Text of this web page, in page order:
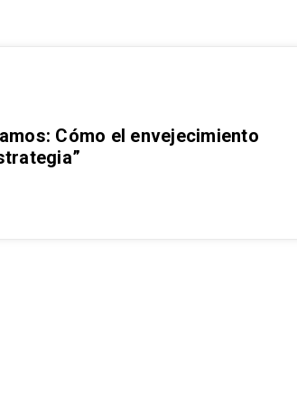
Cómo el envejecimiento